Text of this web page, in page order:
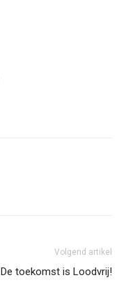
Volgend artikel
De toekomst is Loodvrij!